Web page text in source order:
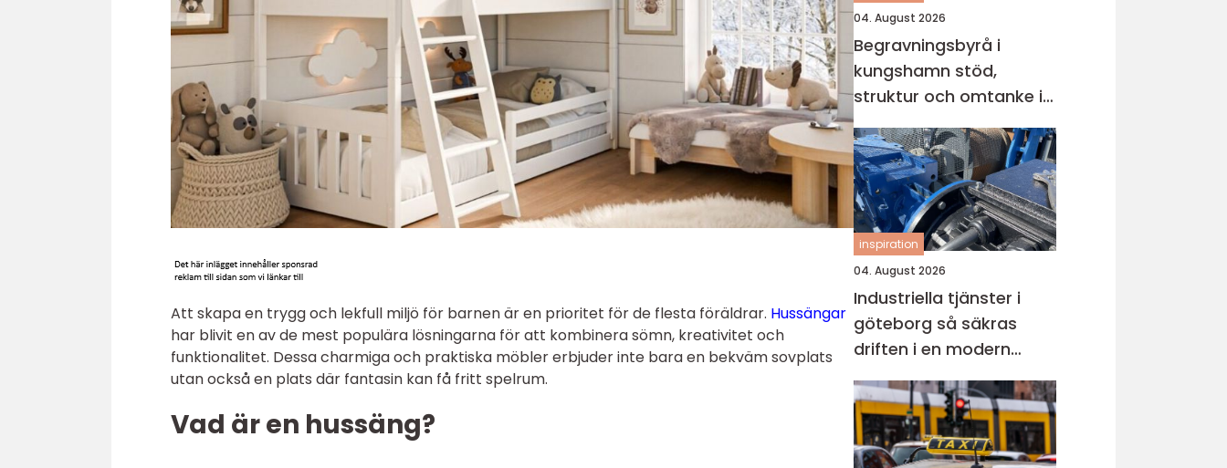
Att skapa en trygg och lekfull miljö för barnen är en prioritet för de flesta föräldrar. Hussängar
har blivit en av de mest populära lösningarna för att kombinera sömn, kreativitet och
funktionalitet. Dessa charmiga och praktiska möbler erbjuder inte bara en bekväm sovplats
utan också en plats där fantasin kan få fritt spelrum.
Vad är en hussäng?
04. August 2026
Begravningsbyrå i
kungshamn stöd,
struktur och omtanke i
en svår tid
inspiration
04. August 2026
Industriella tjänster i
göteborg så säkras
driften i en modern
industristad